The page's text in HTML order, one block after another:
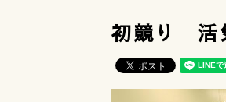
初競り 活